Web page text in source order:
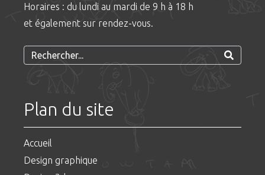
Horaires : du lundi au mardi de 9 h à 18 h
et également sur rendez-vous.
Plan du site
Accueil
Design graphique